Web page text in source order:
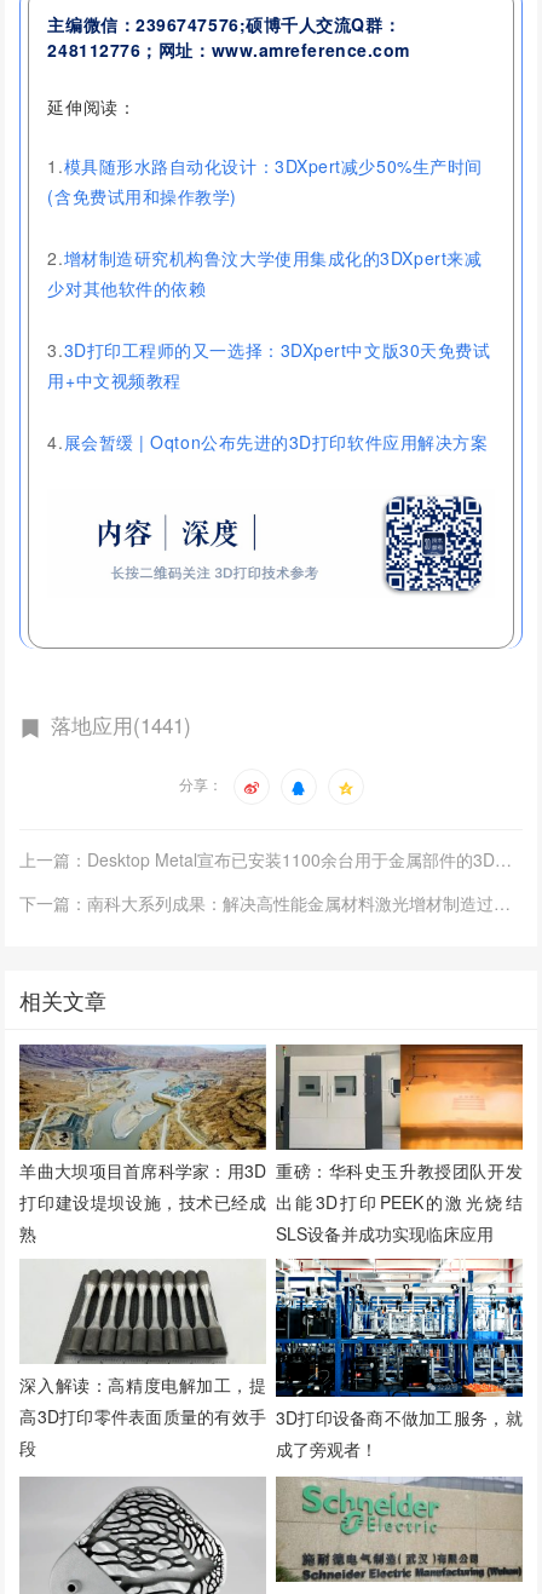
主编微信：2396747576;硕博千人交流Q群：
248112776 ；网址：www.amreference.com
延伸阅读：
1.模具随形水路自动化设计：3DXpert减少50%生产时间
(含免费试用和操作教学)
2.增材制造研究机构鲁汶大学使用集成化的3DXpert来减
少对其他软件的依赖
3.3D打印工程师的又一选择：3DXpert中文版30天免费试
用+中文视频教程
4. 展会暂缓 | Oqton公布先进的3D打印软件应用解决方案
落地应用(1441)
分享：
上一篇：Desktop Metal宣布已安装1100余台用于金属部件的3D打印系统
下一篇：南科大系列成果：解决高性能金属材料激光增材制造过程中的热裂难题
相关文章
羊曲大坝项目首席科学家：用3D
打印建设堤坝设施，技术已经成
熟
重磅：华科史玉升教授团队开发
出能3D打印PEEK的激光烧结
SLS设备并成功实现临床应用
深入解读：高精度电解加工，提
高3D打印零件表面质量的有效手
段
3D打印设备商不做加工服务，就
成了旁观者！